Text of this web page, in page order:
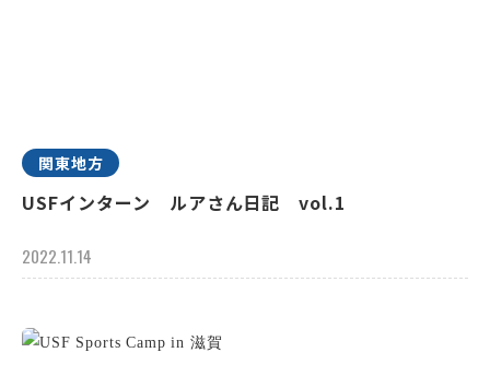
関東地方
USFインターン ルアさん日記 vol.1
2022.11.14